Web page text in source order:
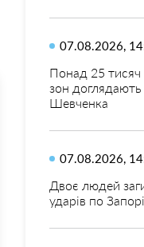
07.08.2026,
Понад 25 тисяч
зон
Шевченка
07.08.2026,
Двоє людей
ударів по